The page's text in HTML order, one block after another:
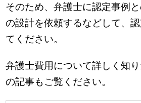
そのため、弁護士に認定事例
の設計を依頼するなどして、
てください。
弁護士費用について詳しく知
の記事もご覧ください。